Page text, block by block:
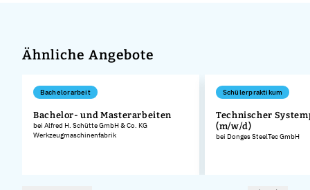
Ähnliche Angebote
Bachelorarbeit
Bachelor- und Masterarbeiten
bei Alfred H. Schütte GmbH & Co. KG
Werkzeugmaschinenfabrik
Schülerpraktikum
Technischer
(m/w/d)
bei Donges SteelTec GmbH